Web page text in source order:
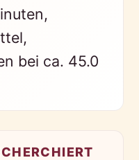
bei ca. 45.0